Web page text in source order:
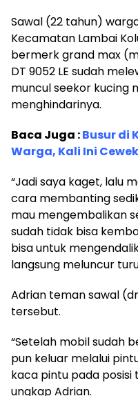
Sawal (22 tahun)
Kecamatan Lambai
bermerk grand max
DT 9052 LE sudah
muncul seekor kucing
menghindarinya.
Baca Juga :Busur di
Warga, Kali Ini
“Jadi saya kaget, lalu
cara membanting
mau mengembalikan
sudah tidak bisa
bisa untuk
langsung meluncur
Adrian teman sawal
tersebut.
“Setelah mobil sudah
pun keluar melalui
kaca pintu pada posisi
ungkap Adrian.